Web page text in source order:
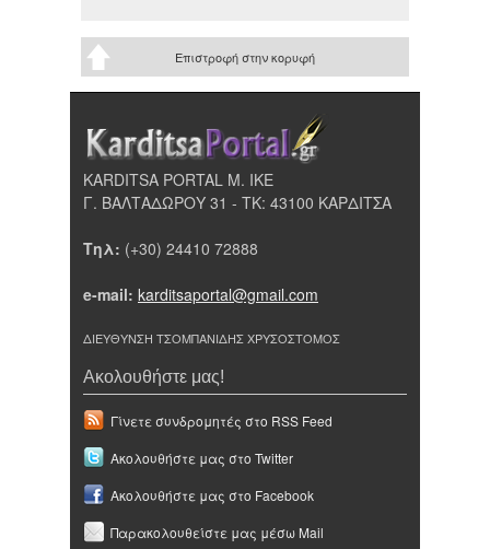
Επιστροφή στην κορυφή
KARDITSA PORTAL Μ. ΙΚΕ
Γ. ΒΑΛΤΑΔΩΡΟΥ 31 - ΤΚ: 43100 ΚΑΡΔΙΤΣΑ
Τηλ: (+30) 24410 72888
e-mail: karditsaportal@gmail.com
ΔΙΕΥΘΥΝΣΗ ΤΣΟΜΠΑΝΙΔΗΣ ΧΡΥΣΟΣΤΟΜΟΣ
Ακολουθήστε μας!
Γίνετε συνδρομητές στο RSS Feed
Ακολουθήστε μας στο Twitter
Ακολουθήστε μας στο Facebook
Παρακολουθείστε μας μέσω Mail